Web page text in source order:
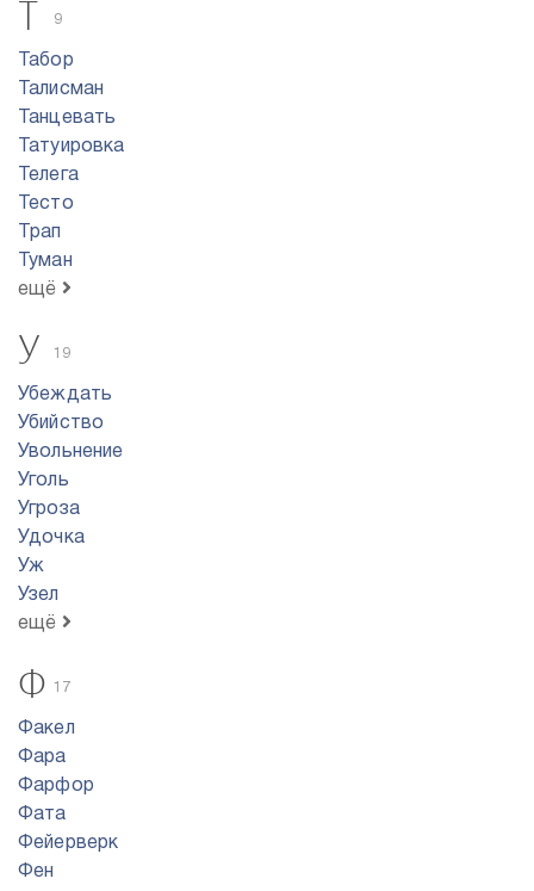
Т 9
Табор
Талисман
Танцевать
Татуировка
Телега
Тесто
Трап
Туман
ещё
У 19
Убеждать
Убийство
Увольнение
Уголь
Угроза
Удочка
Уж
Узел
ещё
Ф 17
Факел
Фара
Фарфор
Фата
Фейерверк
Фен